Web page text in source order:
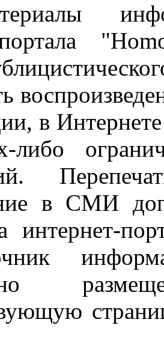
портала
в
либо
в СМИ
интернет-